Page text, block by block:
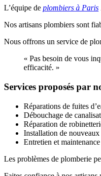
L’équipe de plombiers à Paris
Nos artisans plombiers sont
Nous offrons un service de
« Pas besoin de vous
efficacité. »
Services proposés par
Réparations de fuites
Débouchage de
Réparation de
Installation de
Entretien et
Les problèmes de plomberie